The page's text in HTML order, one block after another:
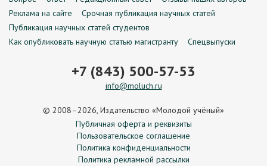
Реклама на сайте
Срочная публикация научных статей
Публикация научных статей студентов
Как опубликовать научную статью магистранту
Спецвыпуски
+7 (843) 500-57-53
info@moluch.ru
© 2008–2026, Издательство «Молодой учёный»
Публичная оферта и реквизиты
Пользовательское соглашение
Политика конфиденциальности
Политика рекламной рассылки